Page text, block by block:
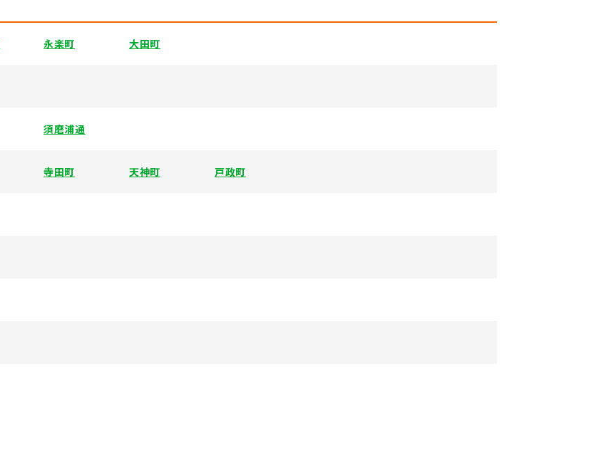
永楽町 大田町
須磨浦通
寺田町 天神町 戸政町